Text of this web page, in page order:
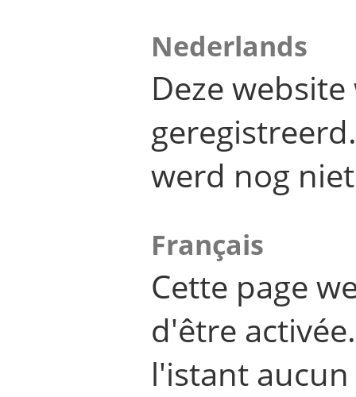
Nederlands
Deze
werd nog
Français
Cette page
d'être
l'istant